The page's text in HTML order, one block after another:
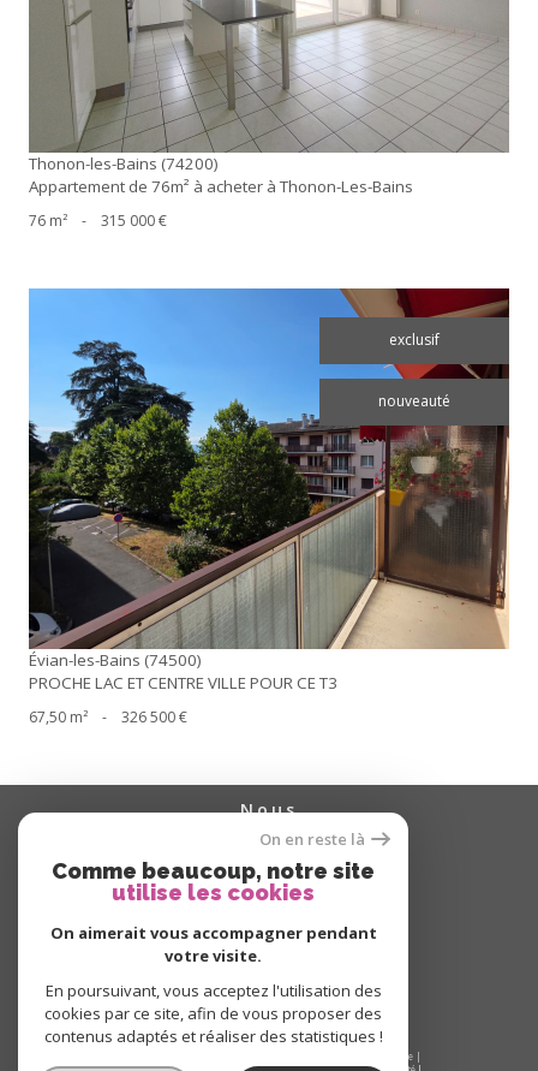
Thonon-les-Bains (74200)
Appartement de 76m² à acheter à Thonon-Les-Bains
76 m² - 315 000 €
exclusif
nouveauté
voir le bien
Évian-les-Bains (74500)
PROCHE LAC ET CENTRE VILLE POUR CE T3
67,50 m² - 326 500 €
nous
suivre
nous
adhérons
© 2026 | Tous droits réservés | Traduction powered by Google |
On en reste là
Comme beaucoup, notre site
utilise les cookies
On aimerait vous accompagner pendant
votre visite.
En poursuivant, vous acceptez l'utilisation des
cookies par ce site, afin de vous proposer des
contenus adaptés et réaliser des statistiques !